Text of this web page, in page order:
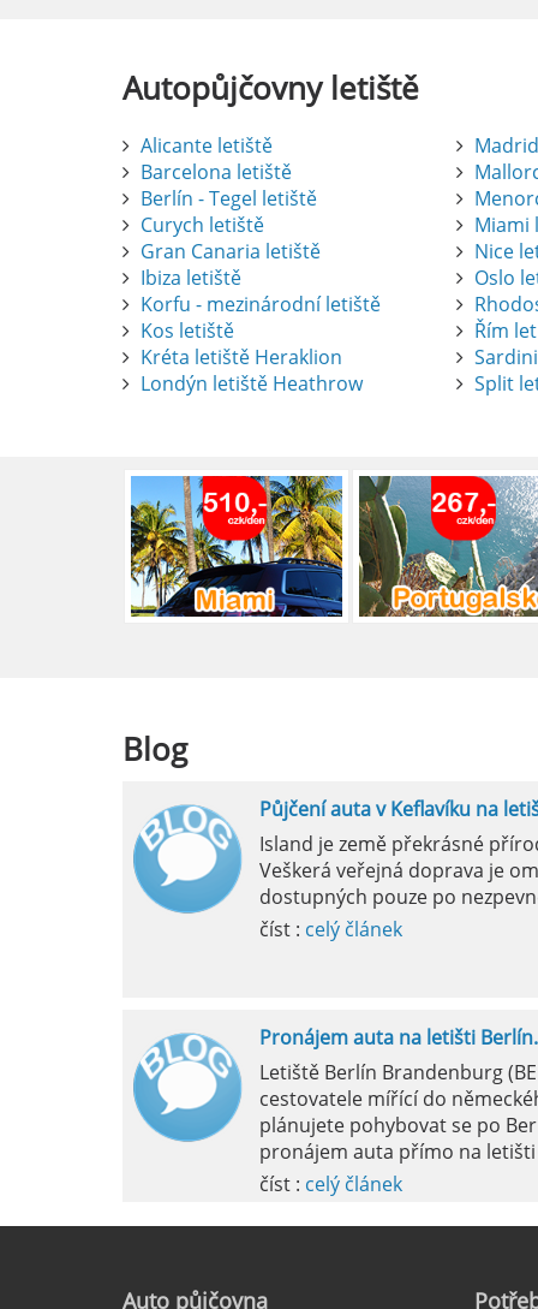
Autopůjčovnyletiště
Alicante letiště
Barcelona letiště
Berlín - Tegel letiště
Curych letiště
Gran Canaria letiště
Ibiza letiště
Korfu - mezinárodní letiště
Kos letiště
Kréta letiště Heraklion
Londýn letiště Heathrow
Miami
Nice
Oslo
Řím
Split
Blog
Pronájem auta na letišti
Půjčení auta na letišti v
číst :celý článek
Pronájem auta na letišti
Půjčení auta na letišti
Půjčení auta v Keflavíku na
Island je země překrásné
Veškerá veřejná doprava je
dostupných pouze po
číst : celý článek
Pronájem auta na letišti Berlín.
Letiště Berlín Brandenburg
cestovatele mířící do
plánujete pohybovat se po
pronájem auta přímo na
číst : celý článek
Letiště Marseille, oficiálně
půjčujete auto v jížním Španělsku zkontrolujte si před
funkčnost kliamtizace, v létě je tam fakt vedro...
Další
v
Auto půjčovna